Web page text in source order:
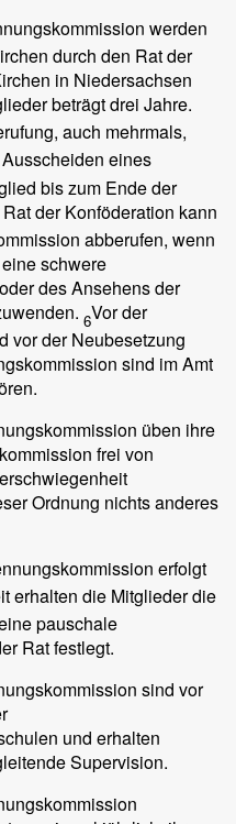
werden
durch den Rat der
in Niedersachsen
beträgt drei Jahre.
auch mehrmals,
eines
bis zum Ende der
der Konföderation kann
abberufen, wenn
schwere
des Ansehens der
6Vor der
vor der Neubesetzung
sind im Amt
üben ihre
frei von
Ordnung nichts anderes
erfolgt
erhalten die Mitglieder die
pauschale
Rat festlegt.
sind vor
und erhalten
Supervision.